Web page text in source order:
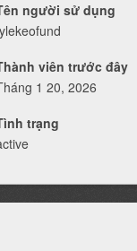
người sử dụng
viên trước đây
1 20, 2026
trạng